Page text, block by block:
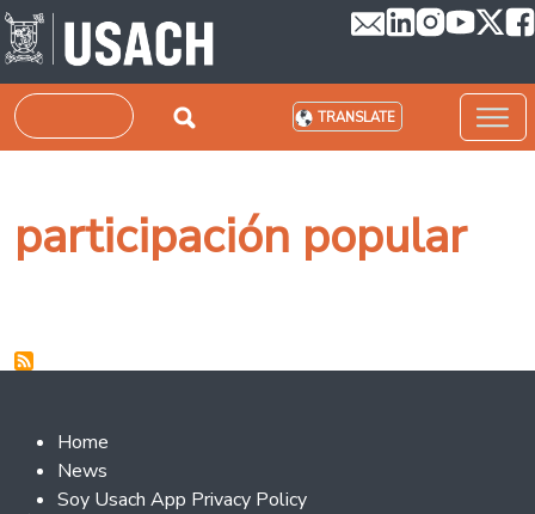
Skip to main content
Search TRANSLATE
participación popular
Footer 2
Home
News
Soy Usach App Privacy Policy